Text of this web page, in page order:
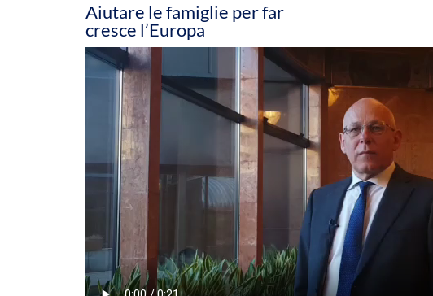
Aiutare le famiglie per far
cresce l’Europa